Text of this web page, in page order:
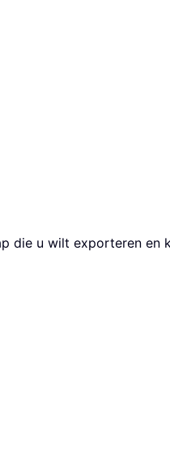
die u wilt exporteren en